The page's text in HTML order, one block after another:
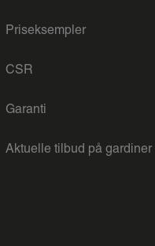
Priseksempler
CSR
Garanti
Aktuelle tilbud på gardiner